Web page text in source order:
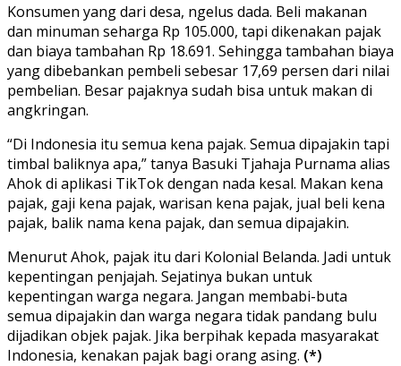
Konsumen yang dari desa, ngelus dada. Beli makanan
dan minuman seharga Rp 105.000, tapi dikenakan pajak
dan biaya tambahan Rp 18.691. Sehingga tambahan biaya
yang dibebankan pembeli sebesar 17,69 persen dari nilai
pembelian. Besar pajaknya sudah bisa untuk makan di
angkringan.
“Di Indonesia itu semua kena pajak. Semua dipajakin tapi
timbal baliknya apa,” tanya Basuki Tjahaja Purnama alias
Ahok di aplikasi TikTok dengan nada kesal. Makan kena
pajak, gaji kena pajak, warisan kena pajak, jual beli kena
pajak, balik nama kena pajak, dan semua dipajakin.
Menurut Ahok, pajak itu dari Kolonial Belanda. Jadi untuk
kepentingan penjajah. Sejatinya bukan untuk
kepentingan warga negara. Jangan membabi-buta
semua dipajakin dan warga negara tidak pandang bulu
dijadikan objek pajak. Jika berpihak kepada masyarakat
Indonesia, kenakan pajak bagi orang asing. (*)